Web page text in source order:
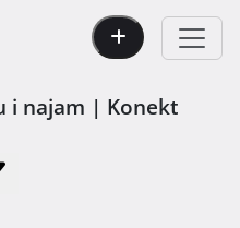
i najam | Konekt